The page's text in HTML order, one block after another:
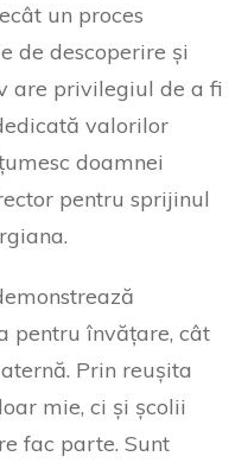
un proces
de descoperire și
are privilegiul de a fi
valorilor
doamnei
pentru sprijinul
pentru învățare, cât
Prin reușita
mie, ci și școlii
fac parte. Sunt